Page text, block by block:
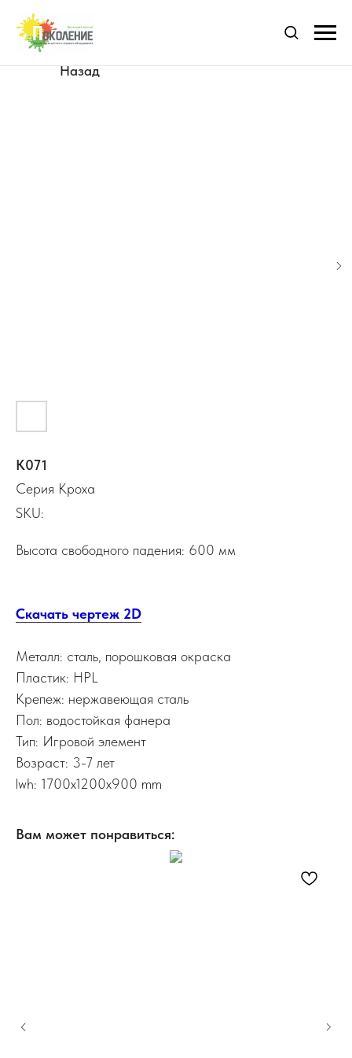
Назад
К071
Серия Кроха
SKU:
Высота свободного падения: 600 мм
Скачать чертеж 2D
Металл: сталь, порошковая окраска
Пластик: HPL
Крепеж: нержавеющая сталь
Пол: водостойкая фанера
Тип: Игровой элемент
Возраст: 3-7 лет
lwh: 1700x1200x900 mm
Вам может понравиться: